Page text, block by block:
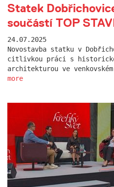
Statek
součástí TOP
24.07.2025
Novostavba statku v
citlivkou práci s
architekturou ve
more